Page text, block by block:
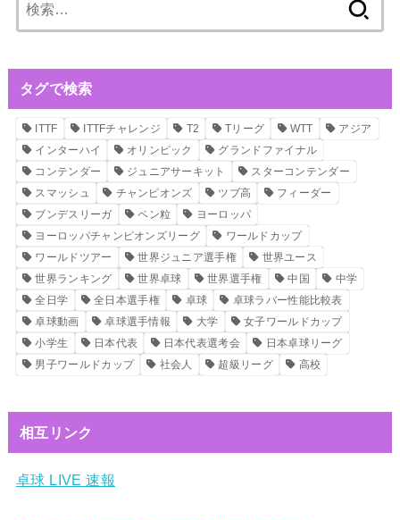
索:
タグで検索
ITTF ITTFチャレンジ T2 Tリーグ WTT
アジア
インターハイ
オリンピック
グランドファイナル
コンテンダー
ジュニアサーキット
スターコンテンダー
スマッシュ
チャンピオンズ ツブ高
フィーダー
ブンデスリーガ
ペン粒
ヨーロッパ
ヨーロッパチャンピオンズリーグ
ワールドカップ
ワールドツアー
世界ジュニア選手権
世界ユース
世界ランキング
世界卓球 世界選手権 中国
中学
全日学
全日本選手権 卓球
卓球ラバー性能比較表
卓球動画
卓球選手情報 大学
女子ワールドカップ
小学生
日本代表 日本代表選考会
日本卓球リーグ
男子ワールドカップ
社会人 超級リーグ 高校
相互リンク
卓球 LIVE 速報